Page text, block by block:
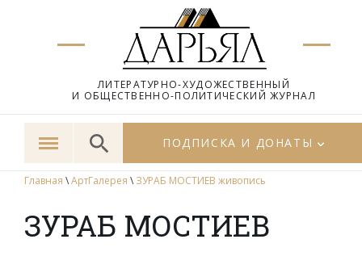
ЛИТЕРАТУРНО-ХУДОЖЕСТВЕННЫЙ
И ОБЩЕСТВЕННО-ПОЛИТИЧЕСКИЙ ЖУРНАЛ
ПОДПИСКА И ДОНАТЫ
Главная \АртГалерея \ ЗУРАБ МОСТИЕВ живопись
ЗУРАБ МОСТИЕВ